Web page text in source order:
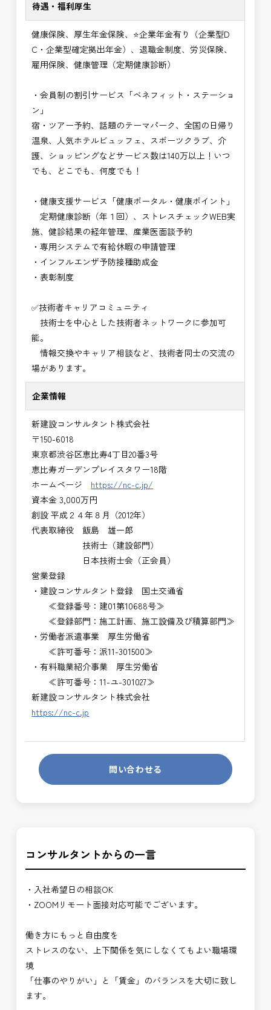
待遇・福利厚生
健康保険、厚生年金保険、⭐企業年金有り（企業型D
C・企業型確定拠出年金）、退職金制度、労災保険、
雇用保険、健康管理（定期健康診断）
・会員制の割引サービス「ベネフィット・ステーショ
ン」
宿・ツアー予約、話題のテーマパーク、全国の日帰り
温泉、人気ホテルビュッフェ、スポーツクラブ、介
護、ショッピングなどサービス数は140万以上！いつ
でも、どこでも、何度でも！
・健康支援サービス「健康ポータル・健康ポイント」
定期健康診断（年１回）、ストレスチェックWEB実
施、健診結果の経年管理、産業医面談予約
・専用システムで有給休暇の申請管理
・インフルエンザ予防接種助成⾦
・表彰制度
✅技術者キャリアコミュニティ
技術士を中心とした技術者ネットワークに参加可
能。
情報交換やキャリア相談など、技術者同士の交流の
場があります。
企業情報
新建設コンサルタント株式会社
〒150-6018
東京都渋谷区恵比寿4丁目20番3号
恵比寿ガーデンプレイスタワー18階
ホームページ https://nc-c.jp/
資本金 3,000万円
創設 平成２４年８月（2012年）
代表取締役 飯島 雄一郎
技術士（建設部門）
日本技術士会（正会員）
営業登録
・建設コンサルタント登録 国土交通省
≪登録番号：建01第10688号≫
≪登録部門：施工計画、施工設備及び積算部門≫
・労働者派遣事業 厚生労働省
≪許可番号：派11-301500≫
・有料職業紹介事業 厚生労働省
≪許可番号：11-ユ-301027≫
新建設コンサルタント株式会社
https://nc-c.jp
問い合わせる
コンサルタントからの一言
・入社希望日の相談OK
・ZOOMリモート面接対応可能でございます。
働き方にもっと自由度を
ストレスのない、上下関係を気にしなくてもよい職場環
境
「仕事のやりがい」と「賃金」のバランスを大切に致し
ます。